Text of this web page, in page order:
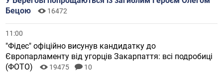
Бецою
16472
11:00
"Фідес" офіційно висунув кандидатку до
Європарламенту від угорців Закарпаття: всі подробиці
(ФОТО)
19475 10